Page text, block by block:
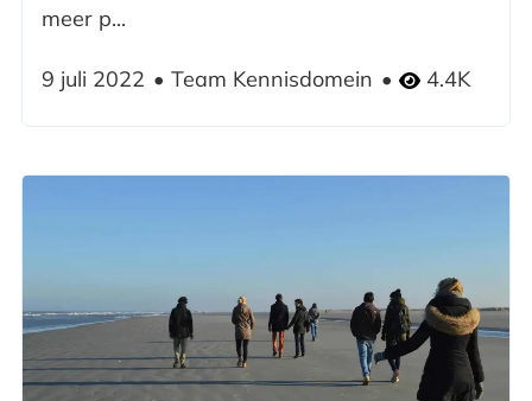
meer p...
9 juli 2022 Team Kennisdomein 4.4K